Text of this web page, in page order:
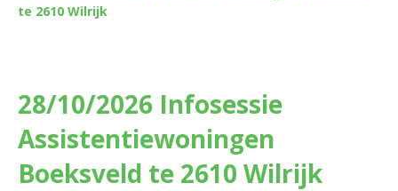
te 2610 Wilrijk
28/10/2026 Infosessie
Assistentiewoningen
Boeksveld te 2610 Wilrijk